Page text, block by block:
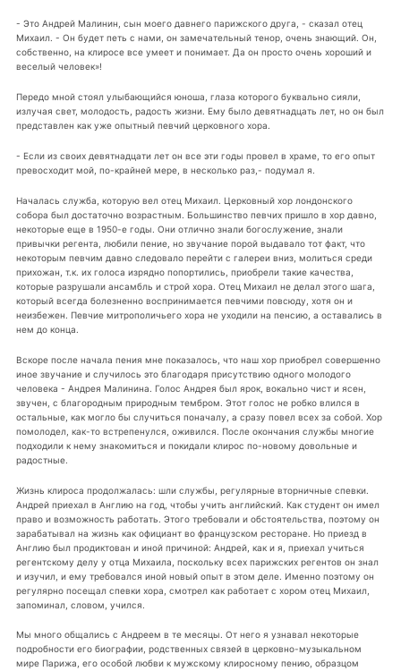
- Это Андрей Малинин, сын моего давнего парижского друга, - сказал отец
Михаил. - Он будет петь с нами, он замечательный тенор, очень знающий. Он,
собственно, на клиросе все умеет и понимает. Да он просто очень хороший и
веселый человек»!
Передо мной стоял улыбающийся юноша, глаза которого буквально сияли,
излучая свет, молодость, радость жизни. Ему было девятнадцать лет, но он был
представлен как уже опытный певчий церковного хора.
- Если из своих девятнадцати лет он все эти годы провел в храме, то его опыт
превосходит мой, по-крайней мере, в несколько раз,- подумал я.
Началась служба, которую вел отец Михаил. Церковный хор лондонского
собора был достаточно возрастным. Большинство певчих пришло в хор давно,
некоторые еще в 1950-е годы. Они отлично знали богослужение, знали
привычки регента, любили пение, но звучание порой выдавало тот факт, что
некоторым певчим давно следовало перейти с галереи вниз, молиться среди
прихожан, т.к. их голоса изрядно попортились, приобрели такие качества,
которые разрушали ансамбль и строй хора. Отец Михаил не делал этого шага,
который всегда болезненно воспринимается певчими повсюду, хотя он и
неизбежен. Певчие митрополичьего хора не уходили на пенсию, а оставались в
нем до конца.
Вскоре после начала пения мне показалось, что наш хор приобрел совершенно
иное звучание и случилось это благодаря присутствию одного молодого
человека - Андрея Малинина. Голос Андрея был ярок, вокально чист и ясен,
звучен, с благородным природным тембром. Этот голос не робко влился в
остальные, как могло бы случиться поначалу, а сразу повел всех за собой. Хор
помолодел, как-то встрепенулся, оживился. После окончания службы многие
подходили к нему знакомиться и покидали клирос по-новому довольные и
радостные.
Жизнь клироса продолжалась: шли службы, регулярные вторничные спевки.
Андрей приехал в Англию на год, чтобы учить английский. Как студент он имел
право и возможность работать. Этого требовали и обстоятельства, поэтому он
зарабатывал на жизнь как официант во французском ресторане. Но приезд в
Англию был продиктован и иной причиной: Андрей, как и я, приехал учиться
регентскому делу у отца Михаила, поскольку всех парижских регентов он знал
и изучил, и ему требовался иной новый опыт в этом деле. Именно поэтому он
регулярно посещал спевки хора, смотрел как работает с хором отец Михаил,
запоминал, словом, учился.
Мы много общались с Андреем в те месяцы. От него я узнавал некоторые
подробности его биографии, родственных связей в церковно-музыкальном
мире Парижа, его особой любви к мужскому клиросному пению, образцом